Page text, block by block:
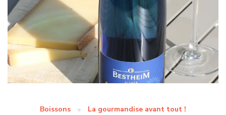
Boissons La gourmandise avant tout !